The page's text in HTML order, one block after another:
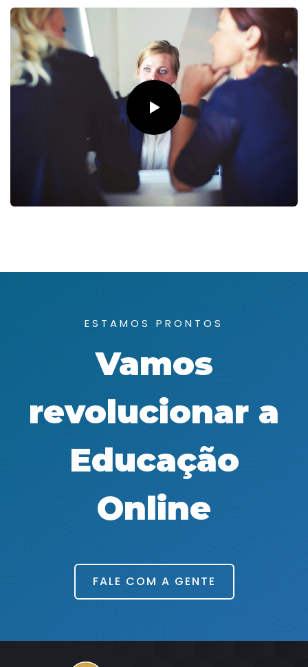
ESTAMOS PRONTOS
Vamos
revolucionar a
Educação
Online
FALE COM A GENTE